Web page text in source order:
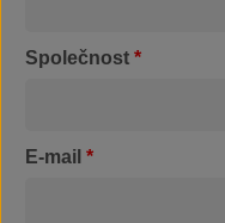
Společnost *
E-mail *